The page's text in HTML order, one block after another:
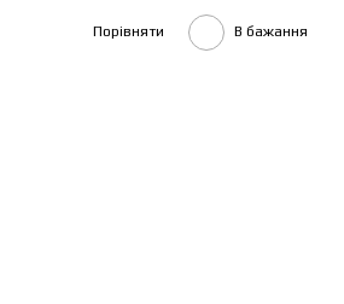
Порівняти В бажання